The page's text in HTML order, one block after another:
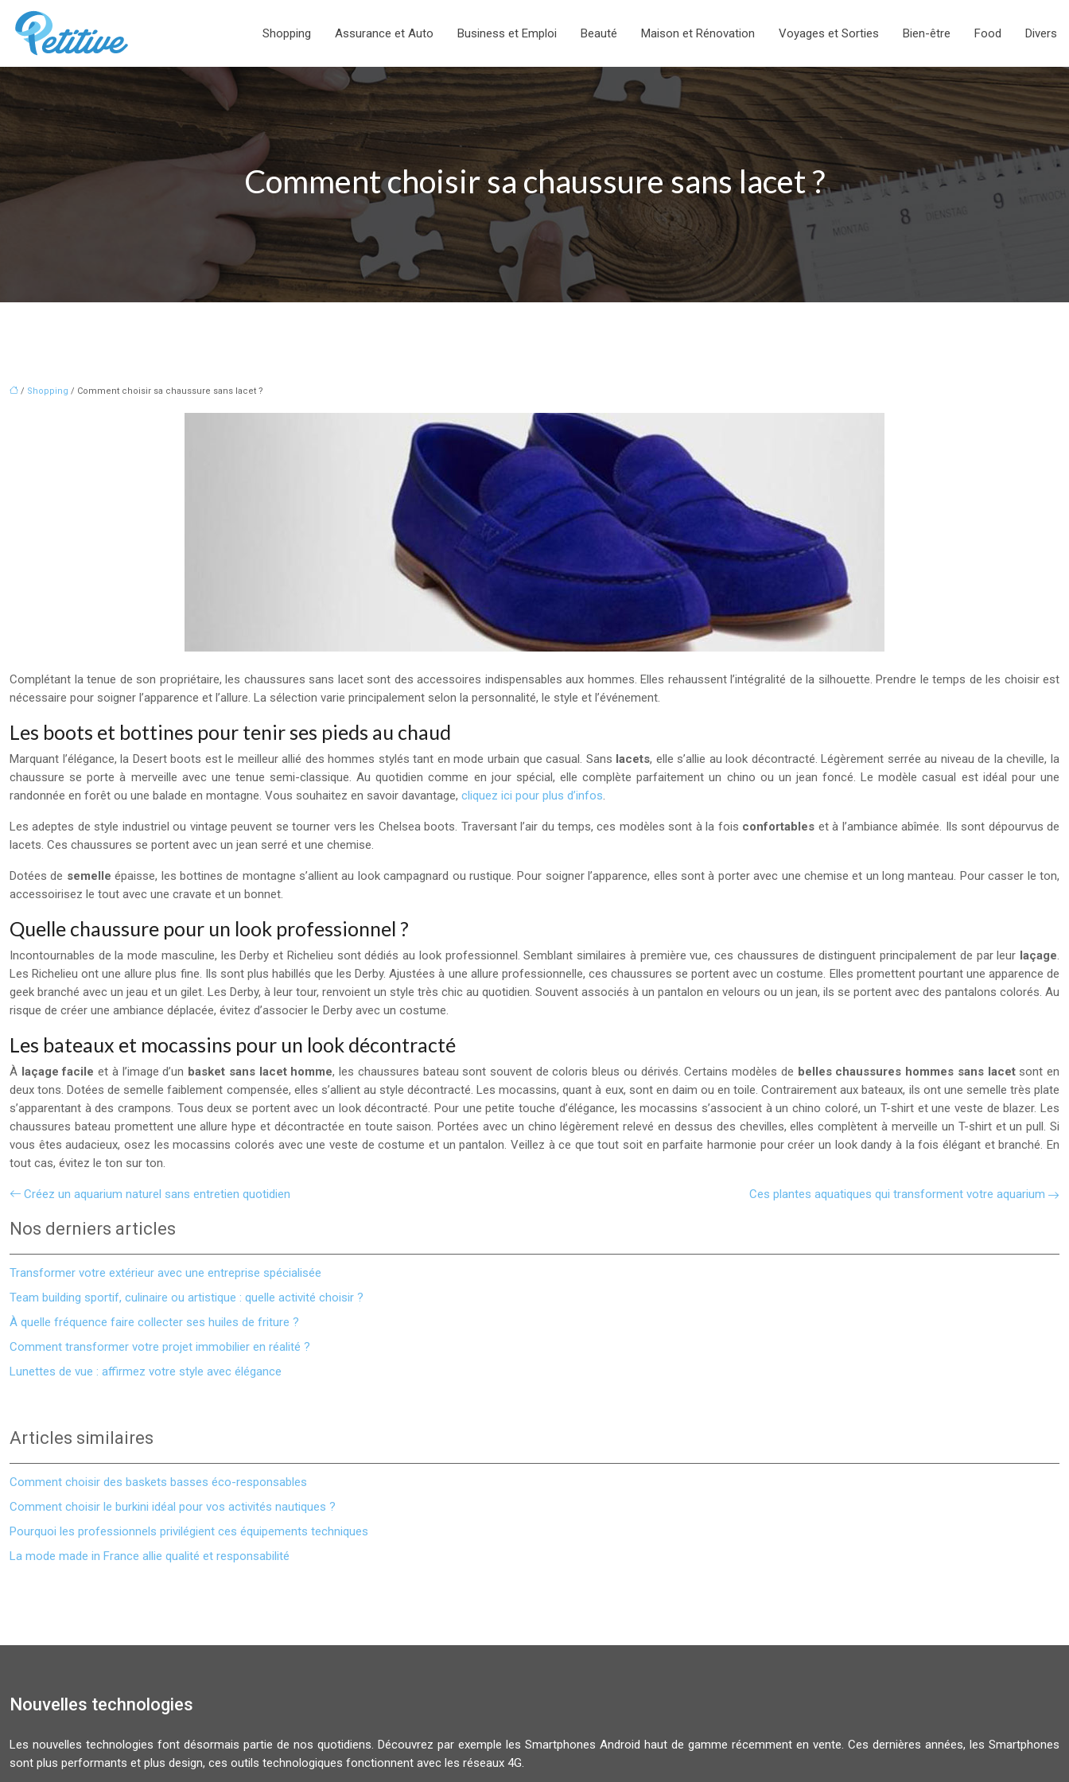
Shopping Assurance et Auto Business et Emploi Beauté Maison et Rénovation Voyages et Sorties Bien-être Food Divers
Comment choisir sa chaussure sans lacet ?
/ Shopping / Comment choisir sa chaussure sans lacet ?
Complétant la tenue de son propriétaire, les chaussures sans lacet sont des accessoires indispensables aux hommes. Elles rehaussent l’intégralité de la silhouette. Prendre le temps de les choisir est
nécessaire pour soigner l’apparence et l’allure. La sélection varie principalement selon la personnalité, le style et l’événement.
Les boots et bottines pour tenir ses pieds au chaud
Marquant l’élégance, la Desert boots est le meilleur allié des hommes stylés tant en mode urbain que casual. Sans lacets, elle s’allie au look décontracté. Légèrement serrée au niveau de la cheville, la
chaussure se porte à merveille avec une tenue semi-classique. Au quotidien comme en jour spécial, elle complète parfaitement un chino ou un jean foncé. Le modèle casual est idéal pour une
randonnée en forêt ou une balade en montagne. Vous souhaitez en savoir davantage, cliquez ici pour plus d’infos.
Les adeptes de style industriel ou vintage peuvent se tourner vers les Chelsea boots. Traversant l’air du temps, ces modèles sont à la fois confortables et à l’ambiance abîmée. Ils sont dépourvus de
lacets. Ces chaussures se portent avec un jean serré et une chemise.
Dotées de semelle épaisse, les bottines de montagne s’allient au look campagnard ou rustique. Pour soigner l’apparence, elles sont à porter avec une chemise et un long manteau. Pour casser le ton,
accessoirisez le tout avec une cravate et un bonnet.
Quelle chaussure pour un look professionnel ?
Incontournables de la mode masculine, les Derby et Richelieu sont dédiés au look professionnel. Semblant similaires à première vue, ces chaussures de distinguent principalement de par leur laçage.
Les Richelieu ont une allure plus fine. Ils sont plus habillés que les Derby. Ajustées à une allure professionnelle, ces chaussures se portent avec un costume. Elles promettent pourtant une apparence de
geek branché avec un jeau et un gilet. Les Derby, à leur tour, renvoient un style très chic au quotidien. Souvent associés à un pantalon en velours ou un jean, ils se portent avec des pantalons colorés. Au
risque de créer une ambiance déplacée, évitez d’associer le Derby avec un costume.
Les bateaux et mocassins pour un look décontracté
À laçage facile et à l’image d’un basket sans lacet homme, les chaussures bateau sont souvent de coloris bleus ou dérivés. Certains modèles de belles chaussures hommes sans lacetsont en
deux tons. Dotées de semelle faiblement compensée, elles s’allient au style décontracté. Les mocassins, quant à eux, sont en daim ou en toile. Contrairement aux bateaux, ils ont une semelle très plate
s’apparentant à des crampons. Tous deux se portent avec un look décontracté. Pour une petite touche d’élégance, les mocassins s’associent à un chino coloré, un T-shirt et une veste de blazer. Les
chaussures bateau promettent une allure hype et décontractée en toute saison. Portées avec un chino légèrement relevé en dessus des chevilles, elles complètent à merveille un T-shirt et un pull. Si
vous êtes audacieux, osez les mocassins colorés avec une veste de costume et un pantalon. Veillez à ce que tout soit en parfaite harmonie pour créer un look dandy à la fois élégant et branché. En
tout cas, évitez le ton sur ton.
Créez un aquarium naturel sans entretien quotidien Ces plantes aquatiques qui transforment votre aquarium
Nos derniers articles
Transformer votre extérieur avec une entreprise spécialisée
Team building sportif, culinaire ou artistique : quelle activité choisir ?
À quelle fréquence faire collecter ses huiles de friture ?
Comment transformer votre projet immobilier en réalité ?
Lunettes de vue : affirmez votre style avec élégance
Articles similaires
Comment choisir des baskets basses éco-responsables
Comment choisir le burkini idéal pour vos activités nautiques ?
Pourquoi les professionnels privilégient ces équipements techniques
La mode made in France allie qualité et responsabilité
Nouvelles technologies
Les nouvelles technologies font désormais partie de nos quotidiens. Découvrez par exemple les Smartphones Android haut de gamme récemment en vente. Ces dernières années, les Smartphones
sont plus performants et plus design, ces outils technologiques fonctionnent avec les réseaux 4G.